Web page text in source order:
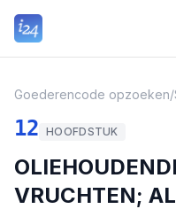
Goederencode opzoeken/
12 HOOFDSTUK
VRUCHTEN;